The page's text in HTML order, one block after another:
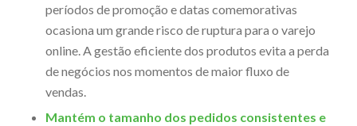
períodos de promoção e datas comemorativas
ocasiona um grande risco de ruptura para o varejo
online. A gestão eficiente dos produtos evita a perda
de negócios nos momentos de maior fluxo de
vendas.
Mantém o tamanho dos pedidos consistentes e